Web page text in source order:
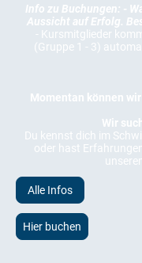
Info zu Buchungen: -
Aussicht auf Erfolg.
- Kursmitglieder
(Gruppe 1 - 3)
Momentan können
Wir
Du kennst dich im
oder hast
Alle Infos
Hier buchen